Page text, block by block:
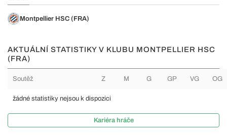
Montpellier HSC (FRA)
AKTUÁLNÍ STATISTIKY V KLUBU MONTPELLIER HSC
(FRA)
Soutěž Z M G GP VG OG
žádné statistiky nejsou k dispozici
Kariéra hráče